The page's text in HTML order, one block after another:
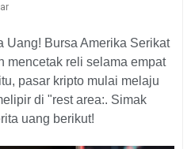
Uang! Bursa Amerika Serikat
mencetak reli selama empat
pasar kripto mulai melaju
di "rest area:. Simak
uang berikut!